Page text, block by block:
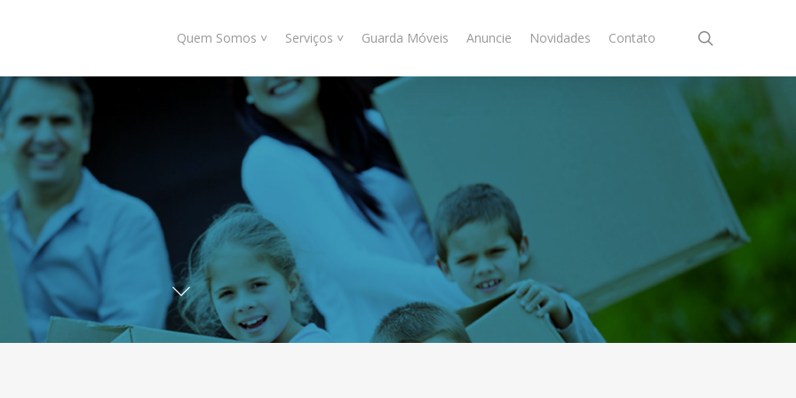
Quem Somos ˅ Serviços ˅ Guarda Móveis Anuncie Novidades Contato